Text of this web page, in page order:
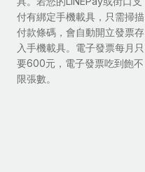
付有綁定手機載具，只需掃描
付款條碼，會自動開立發票存
入手機載具。電子發票每月只
要600元，電子發票吃到飽不
限張數。